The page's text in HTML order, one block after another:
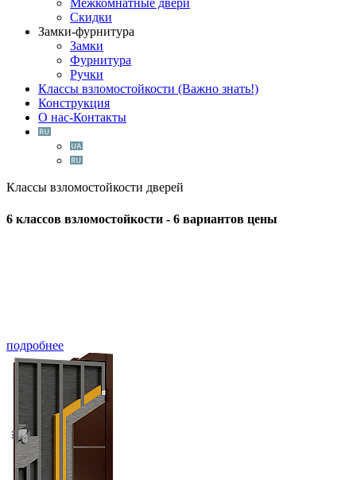
Межкомнатные двери
Скидки
Замки-фурнитура
Замки
Фурнитура
Ручки
Классы взломостойкости (Важно знать!)
Конструкция
О нас-Контакты
Классы взломостойкости дверей
6 классов взломостойкости - 6 вариантов цены
подробнее